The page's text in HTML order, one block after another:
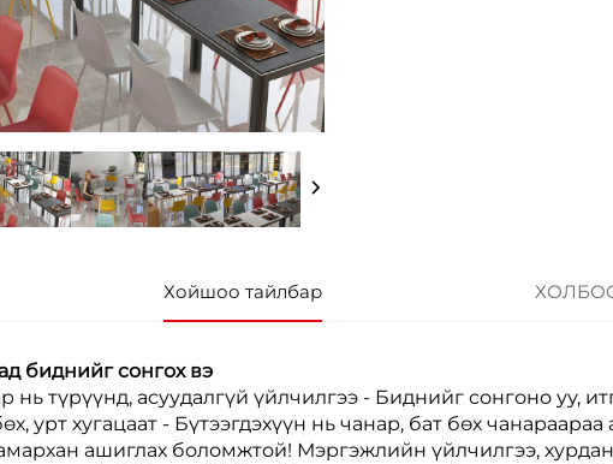
Хойшоо тайлбар
биднийг сонгох вэ
нь түрүүнд, асуудалгүй үйлчилгээ - Биднийг сонгоно уу,
урт хугацаат - Бүтээгдэхүүн нь чанар, бат бөх
ашиглах боломжтой! Мэргэжлийн үйлчилгээ, хурдан